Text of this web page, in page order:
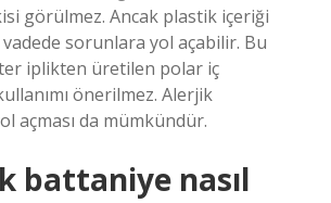
görülmez. Ancak plastik içeriği
sorunlara yol açabilir. Bu
iplikten üretilen polar iç
önerilmez. Alerjik
açması da mümkündür.
battaniye nasıl